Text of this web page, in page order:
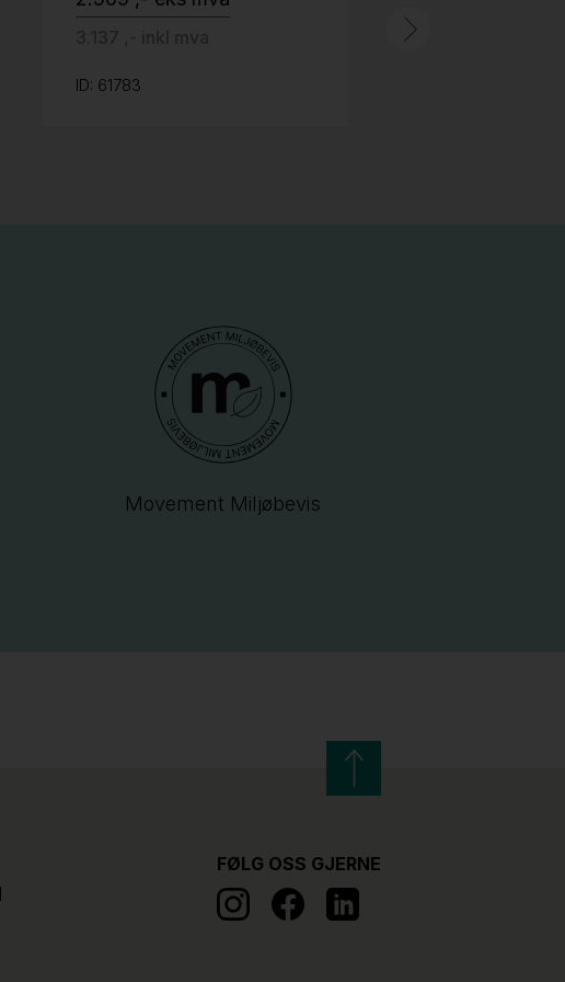
ID: 61783
Movement Miljøbevis
FØLG OSS GJERNE